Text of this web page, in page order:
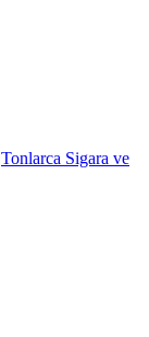
Tonlarca Sigara ve